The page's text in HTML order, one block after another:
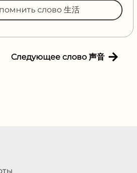
слово 生活
Следующее слово 声音